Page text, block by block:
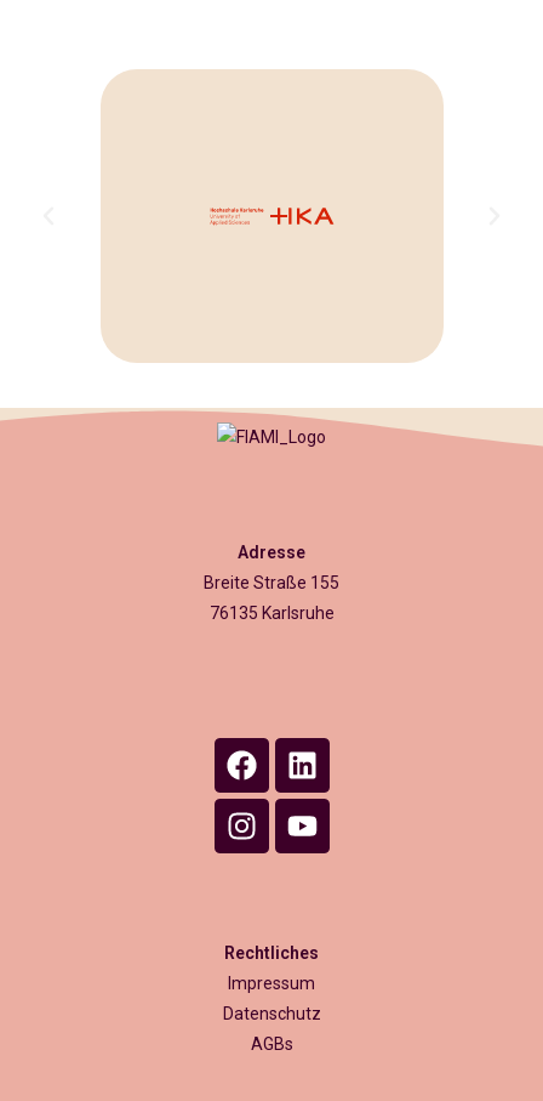
Adresse
Breite Straße 155
76135 Karlsruhe
Rechtliches
Impressum
Datenschutz
AGBs